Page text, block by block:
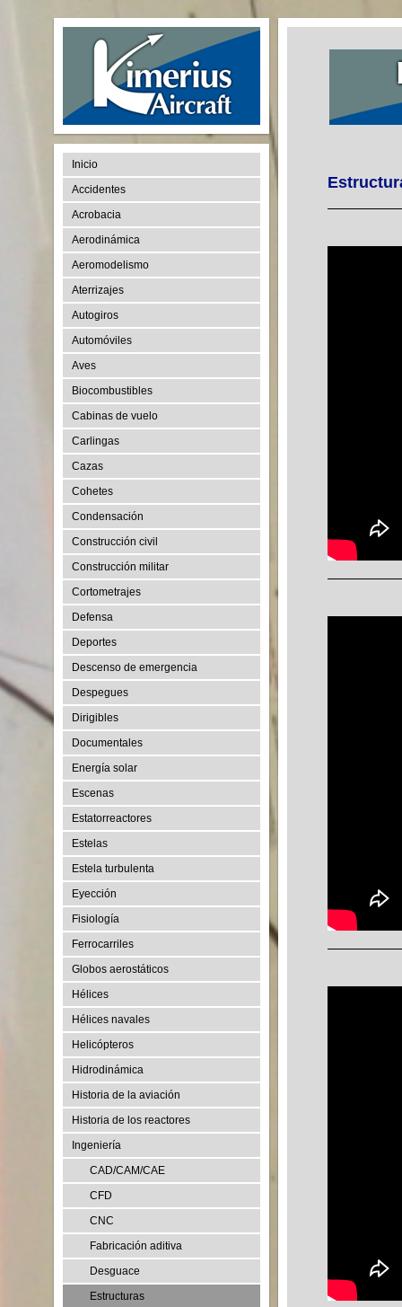
Inicio
Accidentes
Acrobacia
Aerodinámica
Aeromodelismo
Aterrizajes
Autogiros
Automóviles
Aves
Biocombustibles
Cabinas de vuelo
Carlingas
Cazas
Cohetes
Condensación
Construcción civil
Construcción militar
Cortometrajes
Defensa
Deportes
Descenso de emergencia
Despegues
Dirigibles
Documentales
Energía solar
Escenas
Estatorreactores
Estelas
Estela turbulenta
Eyección
Fisiología
Ferrocarriles
Globos aerostáticos
Hélices
Hélices navales
Helicópteros
Hidrodinámica
Historia de la aviación
Historia de los reactores
Ingeniería
CAD/CAM/CAE
CFD
CNC
Fabricación aditiva
Desguace
Estructuras